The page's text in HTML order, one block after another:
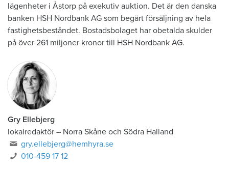
lägenheter i Åstorp på exekutiv auktion. Det är den danska
banken HSH Nordbank AG som begärt försäljning av hela
fastighetsbeståndet. Bostadsbolaget har obetalda skulder
på över 261 miljoner kronor till HSH Nordbank AG. ​
Gry Ellebjerg
lokalredaktör – Norra Skåne och Södra Halland
gry.ellebjerg@hemhyra.se
010-459 17 12